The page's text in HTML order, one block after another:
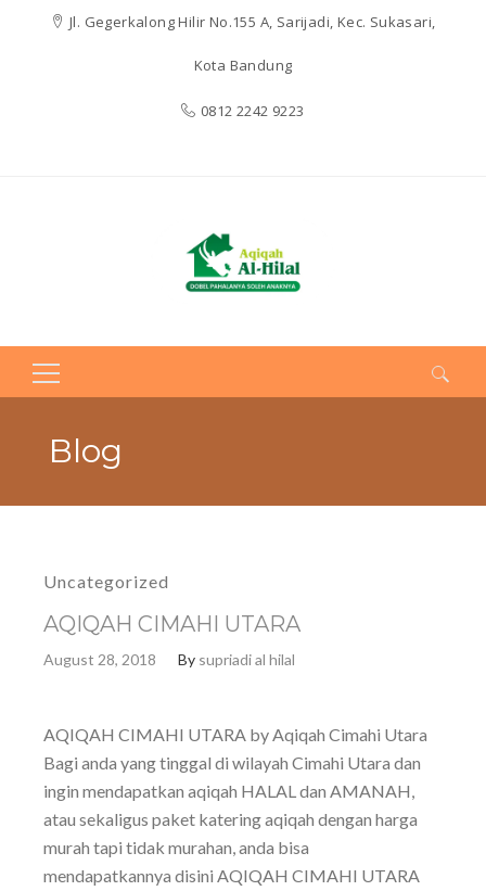
Jl. Gegerkalong Hilir No.155 A, Sarijadi, Kec. Sukasari,
Kota Bandung
0812 2242 9223
Search
Blog
Uncategorized
AQIQAH CIMAHI UTARA
August 28, 2018 By supriadi al hilal
AQIQAH CIMAHI UTARA by Aqiqah Cimahi Utara
Bagi anda yang tinggal di wilayah Cimahi Utara dan
ingin mendapatkan aqiqah HALAL dan AMANAH,
atau sekaligus paket katering aqiqah dengan harga
murah tapi tidak murahan, anda bisa
mendapatkannya disini AQIQAH CIMAHI UTARA